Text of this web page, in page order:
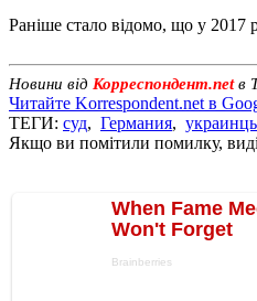
Раніше стало відомо, що у 2017
Новини від Корреспондент.netв
Читайте Korrespondent.net в
ТЕГИ: суд, Германия,
Якщо ви помітили помилку,